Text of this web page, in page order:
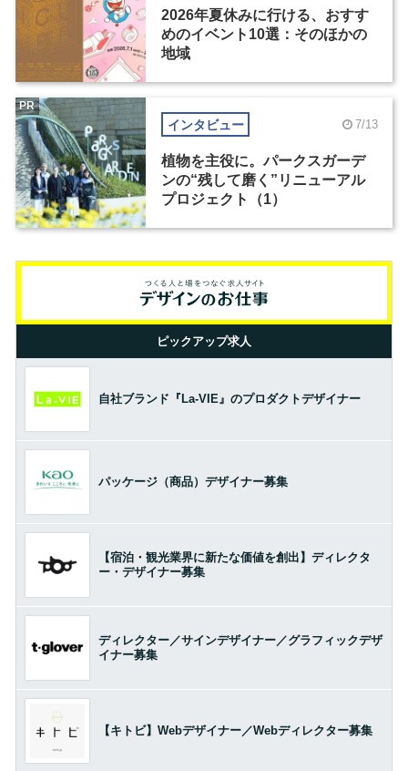
2026年夏休みに行ける、おすす
めのイベント10選：そのほかの
地域
インタビュー 7/13
植物を主役に。パークスガーデ
ンの“残して磨く”リニューアル
プロジェクト（1）
PR
ピックアップ求人
自社ブランド『La-VIE』のプロダクトデザイナー
パッケージ（商品）デザイナー募集
【宿泊・観光業界に新たな価値を創出】ディレクタ
ー・デザイナー募集
ディレクター／サインデザイナー／グラフィックデザ
イナー募集
【キトビ】Webデザイナー／Webディレクター募集